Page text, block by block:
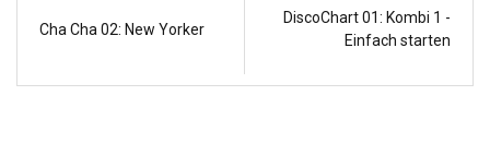
Cha Cha 02: New Yorker
DiscoChart 01: Kombi 1 -
Einfach starten